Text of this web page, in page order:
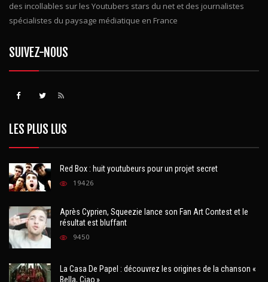
des incollables sur les Youtubers stars du net et des journalistes
spécialistes du paysage médiatique en France
SUIVEZ-NOUS
LES PLUS LUS
Red Box : huit youtubeurs pour un projet secret
19426
Après Cyprien, Squeezie lance son Fan Art Contest et le
résultat est bluffant
9450
La Casa De Papel : découvrez les origines de la chanson «
Bella, Ciao »